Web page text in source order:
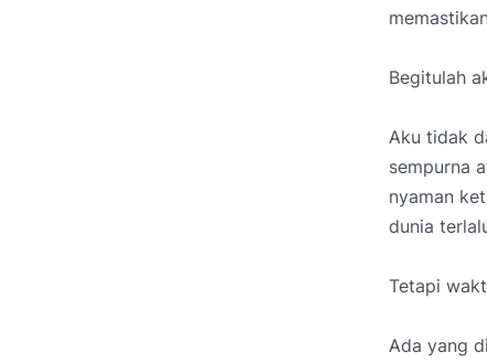
Begitulah
Aku tidak
sempurna
nyaman
dunia
Tetapi
Ada yang